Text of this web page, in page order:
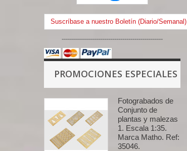
Suscríbase a nuestro Boletín (Diario/Semanal)
--------------------------------------------------
PROMOCIONES ESPECIALES
Fotograbados de
Conjunto de
plantas y malezas
1. Escala 1:35.
Marca Matho. Ref:
35046.